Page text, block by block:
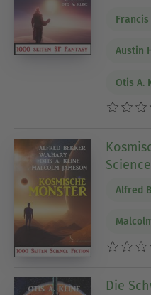
Austin
Otis A.
Alfred
Die